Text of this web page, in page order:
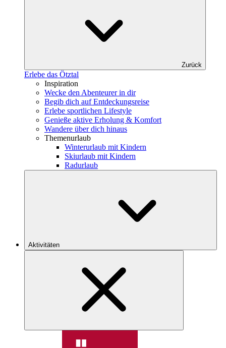
Zurück
Erlebe das Ötztal
Inspiration
Wecke den Abenteurer in dir
Begib dich auf Entdeckungsreise
Erlebe sportlichen Lifestyle
Genieße aktive Erholung & Komfort
Wandere über dich hinaus
Themenurlaub
Winterurlaub mit Kindern
Skiurlaub mit Kindern
Radurlaub
Aktivitäten